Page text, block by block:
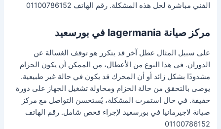
الفني مباشرة لحل هذه المشكلة. رقم الهاتف 01100786152
مركز صيانة lagermania في بورسعيد
على سبيل المثال عطل آخر قد يتكرر هو توقف الغسالة عن
الدوران. في هذا النوع من الأعطال، من الممكن أن يكون الحزام
مشدودًا بشكل زائد أو أن المحرك قد يكون في حالة غير طبيعية.
يوصى بالتحقق من حالة الحزام ومحاولة تشغيل الجهاز على دورة
خفيفة. في حال استمرت المشكلة، يُستحسن التواصل مع مركز
صيانة لاجيرمانيا في بورسعيد لإجراء فحص شامل. رقم الهاتف
01100786152